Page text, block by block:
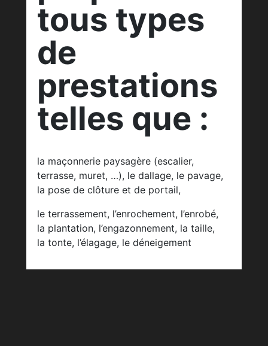
tous types
de
prestations
telles que :
la maçonnerie paysagère (escalier,
terrasse, muret, …), le dallage, le pavage,
la pose de clôture et de portail,
le terrassement, l’enrochement, l’enrobé,
la plantation, l’engazonnement, la taille,
la tonte, l’élagage, le déneigement